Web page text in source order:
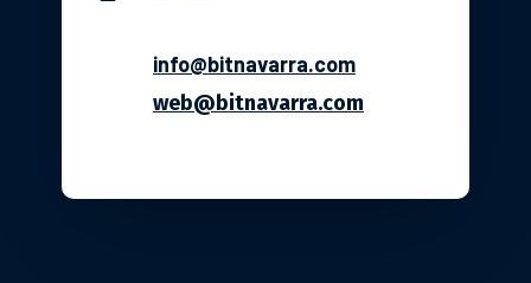
info@bitnavarra.com
web@bitnavarra.com